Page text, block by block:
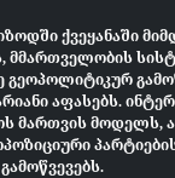
ქვეყანაში
მმართველობის
გეოპოლიტიკურ
აფასებს.
მართვის მოდელს,